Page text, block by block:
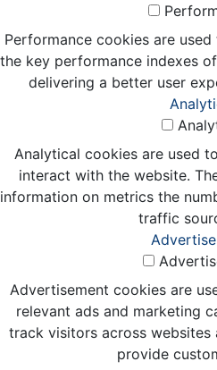
Performance cookies are
the key performance indexes
delivering a better user
Analytical cookies are used
interact with the website.
information on metrics the
traffic
Advertisement cookies are
relevant ads and marketing
track visitors across
provide